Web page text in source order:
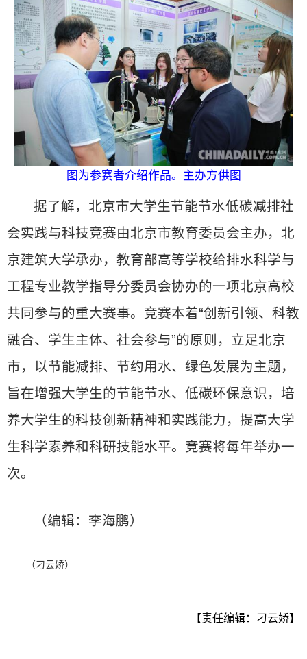
图为参赛者介绍作品。主办方供图
据了解，北京市大学生节能节水低碳减排社
会实践与科技竞赛由北京市教育委员会主办，北
京建筑大学承办，教育部高等学校给排水科学与
工程专业教学指导分委员会协办的一项北京高校
共同参与的重大赛事。竞赛本着“创新引领、科教
融合、学生主体、社会参与”的原则，立足北京
市，以节能减排、节约用水、绿色发展为主题，
旨在增强大学生的节能节水、低碳环保意识，培
养大学生的科技创新精神和实践能力，提高大学
生科学素养和科研技能水平。竞赛将每年举办一
次。
（编辑：李海鹏）
（刁云娇）
【责任编辑：刁云娇】